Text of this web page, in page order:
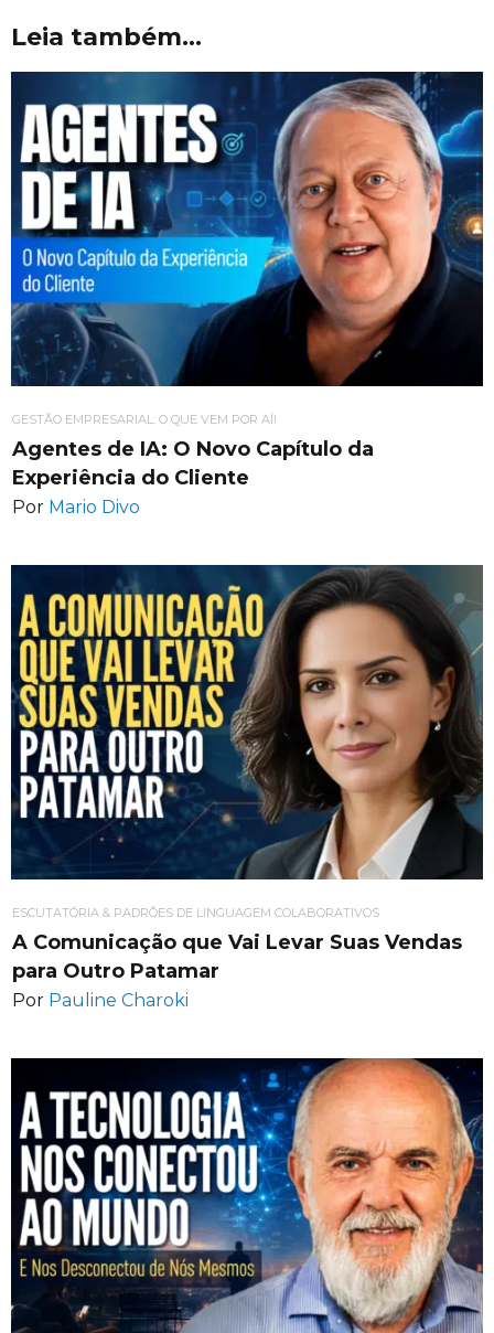
Leia também...
GESTÃO EMPRESARIAL: O QUE VEM POR AÍ!
Agentes de IA: O Novo Capítulo da
Experiência do Cliente
Por Mario Divo
ESCUTATÓRIA & PADRÕES DE LINGUAGEM COLABORATIVOS
A Comunicação que Vai Levar Suas Vendas
para Outro Patamar
Por Pauline Charoki